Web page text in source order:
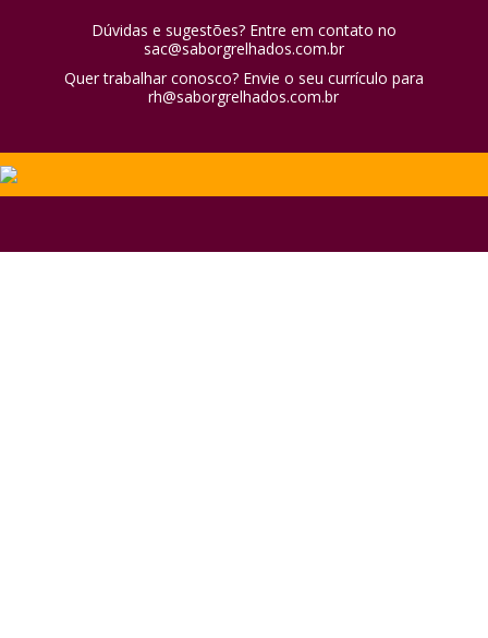
Dúvidas e sugestões? Entre em contato no
sac@saborgrelhados.com.br
Quer trabalhar conosco? Envie o seu currículo para
rh@saborgrelhados.com.br